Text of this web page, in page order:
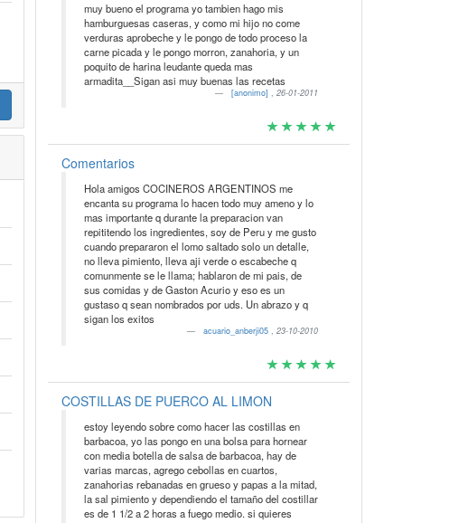
muy bueno el programa yo tambien hago mis
hamburguesas caseras, y como mi hijo no come
verduras aprobeche y le pongo de todo proceso la
carne picada y le pongo morron, zanahoria, y un
poquito de harina leudante queda mas
armadita__Sigan asi muy buenas las recetas
[anonimo],26-01-2011
Comentarios
Hola amigos COCINEROS ARGENTINOS me
encanta su programa lo hacen todo muy ameno y lo
mas importante q durante la preparacion van
repititendo los ingredientes, soy de Peru y me gusto
cuando prepararon el lomo saltado solo un detalle,
no lleva pimiento, lleva aji verde o escabeche q
comunmente se le llama; hablaron de mi pais, de
sus comidas y de Gaston Acurio y eso es un
gustaso q sean nombrados por uds. Un abrazo y q
sigan los exitos
acuario_anberji05,23-10-2010
COSTILLAS DE PUERCO AL LIMON
estoy leyendo sobre como hacer las costillas en
barbacoa, yo las pongo en una bolsa para hornear
con media botella de salsa de barbacoa, hay de
varias marcas, agrego cebollas en cuartos,
zanahorias rebanadas en grueso y papas a la mitad,
la sal pimiento y dependiendo el tamaño del costillar
es de 1 1/2 a 2 horas a fuego medio. si quieres